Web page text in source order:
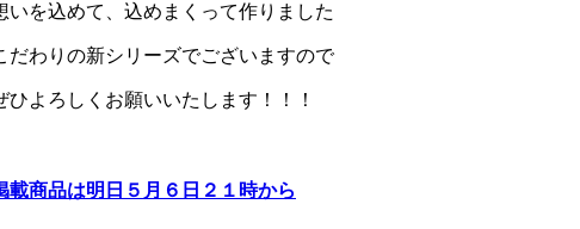
いを込めて、込めまくって作りました
だわりの新シリーズでございますので
ひよろしくお願いいたします！！！
載商品は明日５月６日２１時から